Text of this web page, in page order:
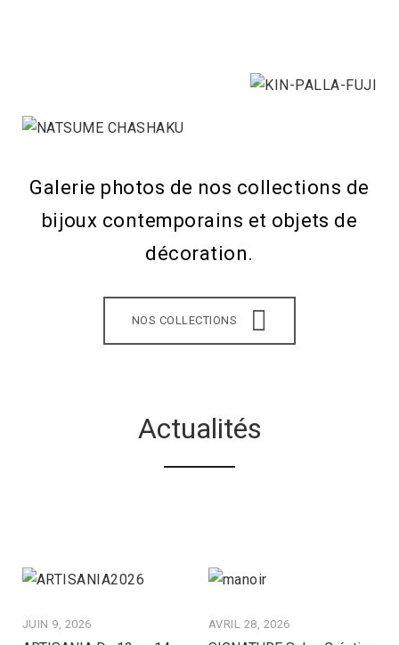
Galerie photos de nos collections de
bijoux contemporains et objets de
décoration.
NOS COLLECTIONS
Actualités
JUIN 9, 2026 AVRIL 28, 2026